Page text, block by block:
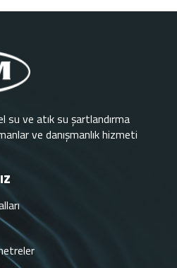
su ve atık su şartlandırma
ve danışmanlık hizmeti